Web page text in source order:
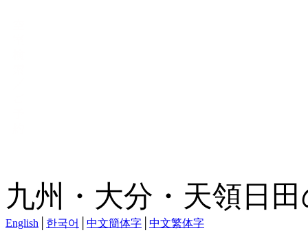
九州・大分・天領日
English 한국어 中文簡体字 中文繁体字